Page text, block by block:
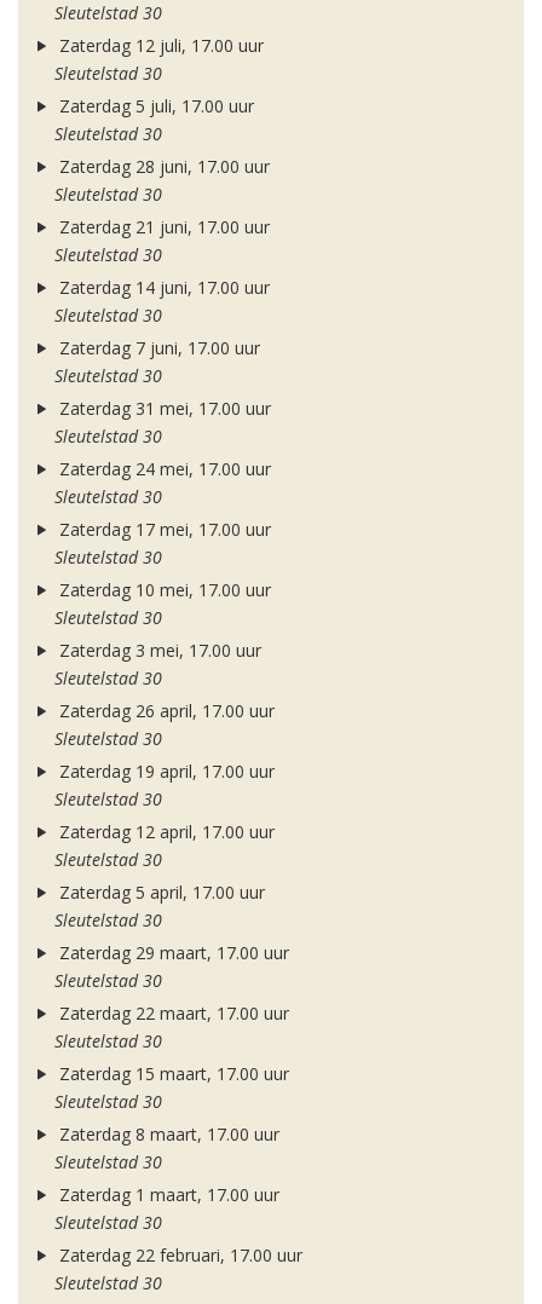
Sleutelstad 30
Zaterdag 12 juli, 17.00 uur
Sleutelstad 30
Zaterdag 5 juli, 17.00 uur
Sleutelstad 30
Zaterdag 28 juni, 17.00 uur
Sleutelstad 30
Zaterdag 21 juni, 17.00 uur
Sleutelstad 30
Zaterdag 14 juni, 17.00 uur
Sleutelstad 30
Zaterdag 7 juni, 17.00 uur
Sleutelstad 30
Zaterdag 31 mei, 17.00 uur
Sleutelstad 30
Zaterdag 24 mei, 17.00 uur
Sleutelstad 30
Zaterdag 17 mei, 17.00 uur
Sleutelstad 30
Zaterdag 10 mei, 17.00 uur
Sleutelstad 30
Zaterdag 3 mei, 17.00 uur
Sleutelstad 30
Zaterdag 26 april, 17.00 uur
Sleutelstad 30
Zaterdag 19 april, 17.00 uur
Sleutelstad 30
Zaterdag 12 april, 17.00 uur
Sleutelstad 30
Zaterdag 5 april, 17.00 uur
Sleutelstad 30
Zaterdag 29 maart, 17.00 uur
Sleutelstad 30
Zaterdag 22 maart, 17.00 uur
Sleutelstad 30
Zaterdag 15 maart, 17.00 uur
Sleutelstad 30
Zaterdag 8 maart, 17.00 uur
Sleutelstad 30
Zaterdag 1 maart, 17.00 uur
Sleutelstad 30
Zaterdag 22 februari, 17.00 uur
Sleutelstad 30